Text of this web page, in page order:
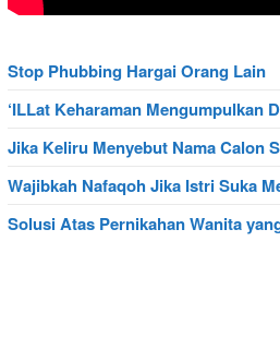
Stop Phubbing Hargai Orang Lain
‘ILLat Keharaman Mengumpulkan
Jika Keliru Menyebut Nama Calon
Wajibkah Nafaqoh Jika Istri Suka
Solusi Atas Pernikahan Wanita